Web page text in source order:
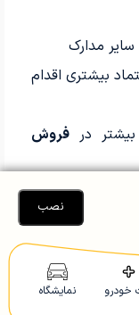
سایر مدارک
بیشتری اقدام
درفروش
ناشناس
خودرو نمایشگاه
نصب